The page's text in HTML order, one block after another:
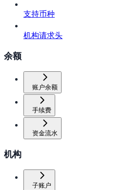
支持币种
机构请求头
余额
账户余额
手续费
资金流水
机构
子账户